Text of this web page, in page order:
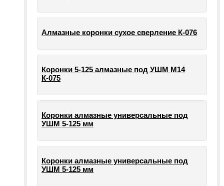
Алмазные коронки сухое сверление К-076
Коронки 5-125 алмазные под УШМ М14
К-075
Коронки алмазные универсальные под
УШМ 5-125 мм
Коронки алмазные универсальные под
УШМ 5-125 мм